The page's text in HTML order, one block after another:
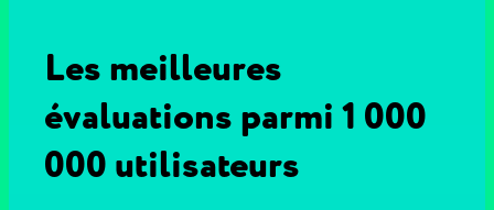
Les meilleures
évaluations parmi 1 000
000 utilisateurs